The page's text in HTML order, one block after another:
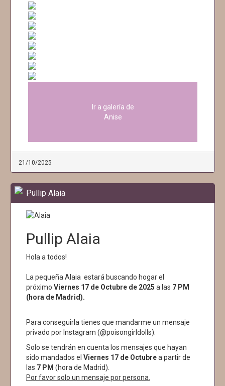
Ir a galería de
Anise
21/10/2025
Pullip Alaia
Pullip Alaia
Hola a todos!
La pequeña Alaia estará buscando hogar el
próximo Viernes 17 de Octubre de 2025 a las 7 PM
(hora de Madrid).
Para conseguirla tienes que mandarme un mensaje
privado por Instagram (@poisongirldolls).
Solo se tendrán en cuenta los mensajes que hayan
sido mandados el Viernes 17 de Octubrea partir de
las 7 PM (hora de Madrid).
Por favor solo un mensaje por persona.